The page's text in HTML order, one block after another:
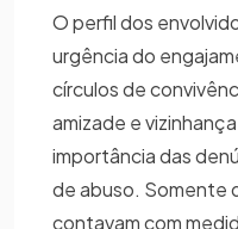
O perfil dos
urgência do
círculos de
amizade e
importância das
de abuso. Somente
contavam com